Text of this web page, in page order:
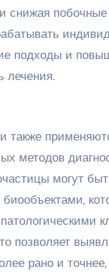
снижая
подходы и
лечения.
также
методов
могут
позволяет
рано и